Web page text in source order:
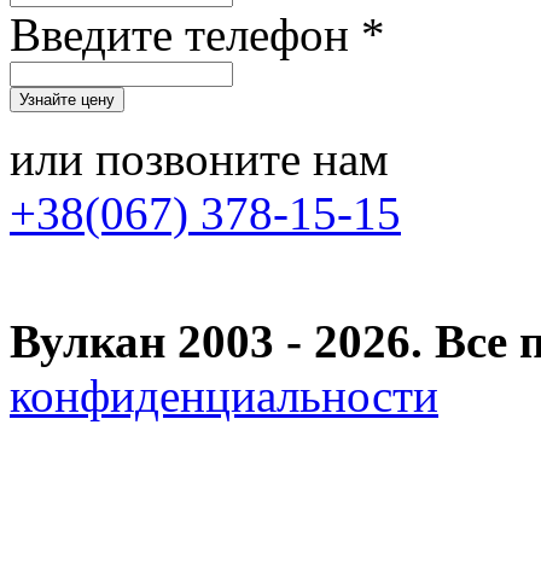
Введите телефон *
или позвоните нам
+38(067) 378-15-15
Вулкан 2003 - 2026.
конфиденциальности